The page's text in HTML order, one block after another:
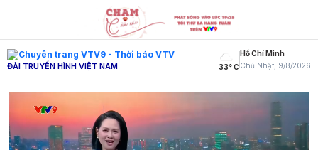
ĐÀI TRUYỀN HÌNH VIỆT NAM 33° C
Hồ Chí Minh
Chủ Nhật, 9/8/2026